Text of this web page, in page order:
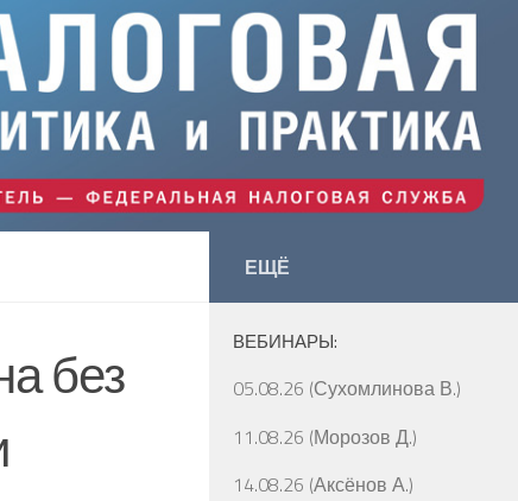
без
ЕЩЁ
ВЕБИНАРЫ:
05.08.26 (Сухомлинова В.)
11.08.26 (Морозов Д.)
14.08.26 (Аксёнов А.)